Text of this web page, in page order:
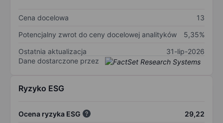
Cena docelowa
13
Potencjalny zwrot do ceny docelowej analityków
5,35%
Ostatnia aktualizacja
31-lip-2026
Dane dostarczone przez
Ryzyko ESG
Ocena ryzyka ESG
29,22